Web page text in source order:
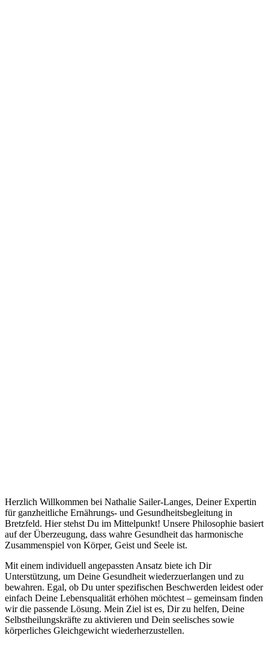
Herzlich Willkommen bei Nathalie Sailer-Langes, Deiner Expertin
für ganzheitliche Ernährungs- und Gesundheitsbegleitung in
Bretzfeld. Hier stehst Du im Mittelpunkt! Unsere Philosophie basiert
auf der Überzeugung, dass wahre Gesundheit das harmonische
Zusammenspiel von Körper, Geist und Seele ist.
Mit einem individuell angepassten Ansatz biete ich Dir
Unterstützung, um Deine Gesundheit wiederzuerlangen und zu
bewahren. Egal, ob Du unter spezifischen Beschwerden leidest oder
einfach Deine Lebensqualität erhöhen möchtest – gemeinsam finden
wir die passende Lösung. Mein Ziel ist es, Dir zu helfen, Deine
Selbstheilungskräfte zu aktivieren und Dein seelisches sowie
körperliches Gleichgewicht wiederherzustellen.